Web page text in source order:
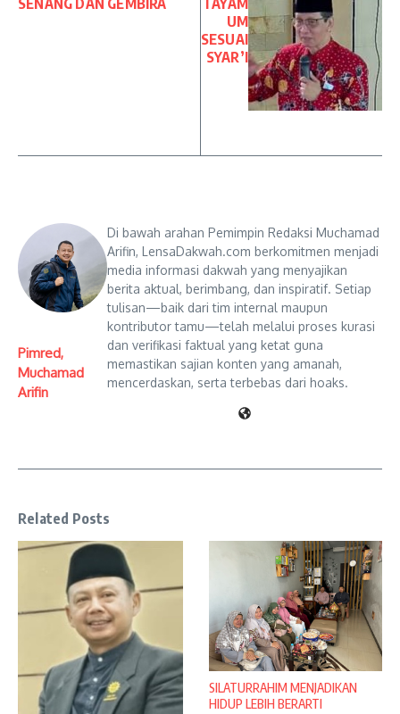
SENANG DAN GEMBIRA
TAYAM
UM
SESUAI
SYAR’I
Pimred,
Muchamad
Arifin
Di bawah arahan Pemimpin Redaksi Muchamad
Arifin, LensaDakwah.com berkomitmen menjadi
media informasi dakwah yang menyajikan
berita aktual, berimbang, dan inspiratif. Setiap
tulisan—baik dari tim internal maupun
kontributor tamu—telah melalui proses kurasi
dan verifikasi faktual yang ketat guna
memastikan sajian konten yang amanah,
mencerdaskan, serta terbebas dari hoaks.
Related Posts
SILATURRAHIM MENJADIKAN
HIDUP LEBIH BERARTI